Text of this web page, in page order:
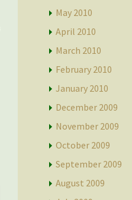
May 2010
April 2010
March 2010
February 2010
January 2010
December 2009
November 2009
October 2009
September 2009
August 2009